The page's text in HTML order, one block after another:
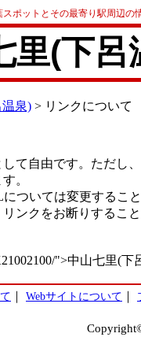
スポットとその最寄り駅周辺の
里(下呂
泉) > リンクについて
て自由です。ただし
。
ついては変更するこ
ンクをお断りするこ
">中山七里(下
Webサイトについて